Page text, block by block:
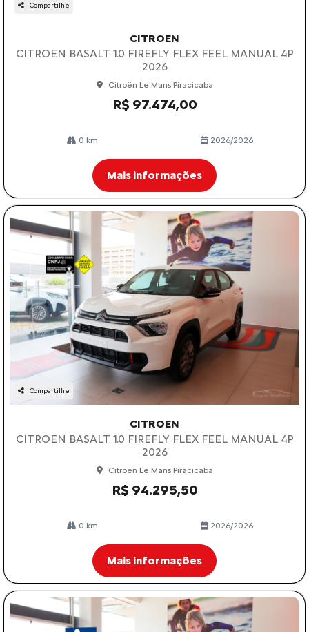
Compartilhe
CITROEN
CITROEN BASALT 1.0 FIREFLY FLEX FEEL MANUAL 4P
2026
Citroën Le Mans Piracicaba
R$ 97.474,00
0 km 2026/2026
Mais informações
Compartilhe
CITROEN
CITROEN BASALT 1.0 FIREFLY FLEX FEEL MANUAL 4P
2026
Citroën Le Mans Piracicaba
R$ 94.295,50
0 km 2026/2026
Mais informações